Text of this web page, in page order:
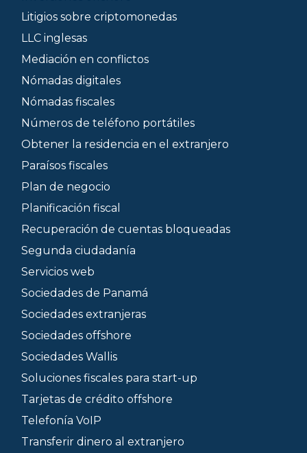
Litigios sobre criptomonedas
LLC inglesas
Mediación en conflictos
Nómadas digitales
Nómadas fiscales
Números de teléfono portátiles
Obtener la residencia en el extranjero
Paraísos fiscales
Plan de negocio
Planificación fiscal
Recuperación de cuentas bloqueadas
Segunda ciudadanía
Servicios web
Sociedades de Panamá
Sociedades extranjeras
Sociedades offshore
Sociedades Wallis
Soluciones fiscales para start-up
Tarjetas de crédito offshore
Telefonía VoIP
Transferir dinero al extranjero